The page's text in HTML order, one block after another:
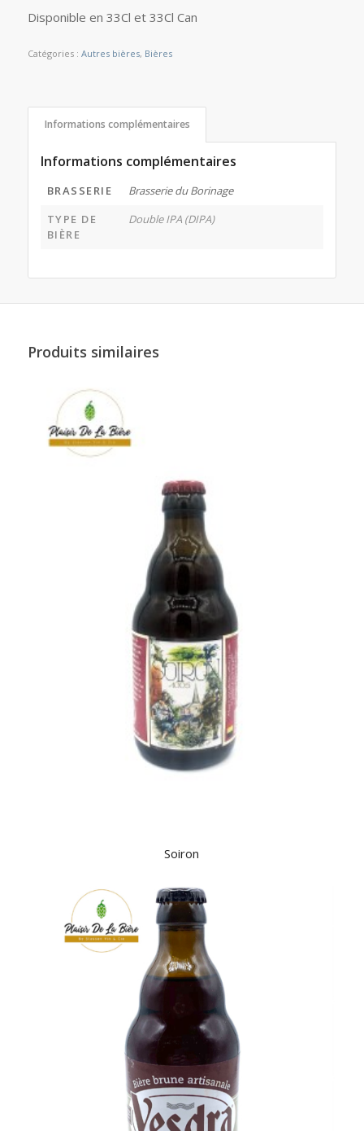
Disponible en 33Cl et 33Cl Can
Catégories : Autres bières, Bières
Informations complémentaires
Informations complémentaires
BRASSERIE
Brasserie du Borinage
TYPE DE
BIÈRE
Double IPA (DIPA)
Produits similaires
Soiron